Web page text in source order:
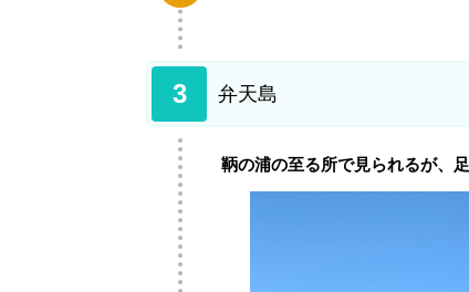
3 弁天島
鞆の浦の至る所で見られるが、